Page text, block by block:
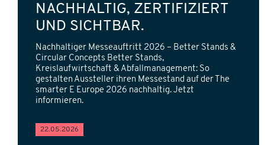
NACHHALTIG, ZERTIFIZIERT
UND SICHTBAR.
Nachhaltiger Messeauftritt 2026 – Better Stands &
Circular Concepts Better Stands,
Kreislaufwirtschaft & Abfallmanagement: So
gestalten Aussteller ihren Messestand auf der The
smarter E Europe 2026 nachhaltig. Jetzt
informieren.
22.05.2026